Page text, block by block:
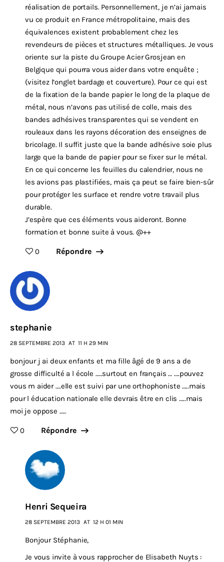
réalisation de portails. Personnellement, je n’ai jamais
vu ce produit en France métropolitaine, mais des
équivalences existent probablement chez les
revendeurs de pièces et structures métalliques. Je vous
oriente sur la piste du Groupe Acier Grosjean en
Belgique qui pourra vous aider dans votre enquête ;
(visitez l’onglet bardage et couverture). Pour ce qui est
de la fixation de la bande papier le long de la plaque de
métal, nous n’avons pas utilisé de colle, mais des
bandes adhésives transparentes qui se vendent en
rouleaux dans les rayons décoration des enseignes de
bricolage. Il suffit juste que la bande adhésive soie plus
large que la bande de papier pour se fixer sur le métal.
En ce qui concerne les feuilles du calendrier, nous ne
les avions pas plastifiées, mais ça peut se faire bien-sûr
pour protéger les surface et rendre votre travail plus
durable.
J’espère que ces éléments vous aideront. Bonne
formation et bonne suite à vous. @++
0 Répondre
stephanie
28 SEPTEMBRE 2013 AT 11 H 29 MIN
bonjour j ai deux enfants et ma fille âgé de 9 ans a de
grosse difficulté a l école …..surtout en français … ….pouvez
vous m aider ….elle est suivi par une orthophoniste …..mais
pour l éducation nationale elle devrais être en clis …..mais
moi je oppose …..
0 Répondre
Henri Sequeira
28 SEPTEMBRE 2013 AT 12 H 01 MIN
Bonjour Stéphanie,
Je vous invite à vous rapprocher de Elisabeth Nuyts :